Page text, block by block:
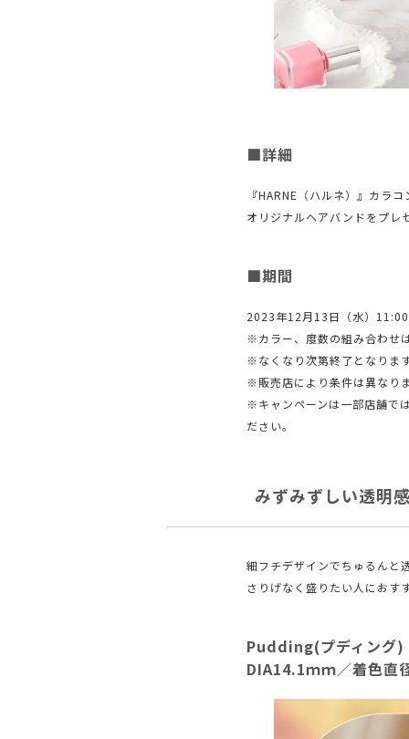
■詳細
『HARNE（ハルネ）』カラ
オリジナルヘアバンドをプレ
■期間
2023年12月13日（水）
※カラー、度数の組み合わせ
※なくなり次第終了となりま
※販売店により条件は異なり
※キャンペーンは一部店舗で
ださい。
みずみずしい透明
細フチデザインでちゅるんと
さりげなく盛りたい人におす
Pudding(プディング)
DIA14.1ｍｍ／着色直